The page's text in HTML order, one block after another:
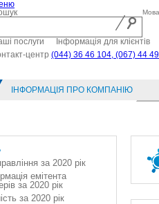
Мова
послуги Інформація для клієнтів
центр (044) 36 46 104, (067) 44
ІНФОРМАЦІЯ ПРО КОМПАНІЮ
за 2020 рік
емітента
за 2020 рік
за 2020 рік